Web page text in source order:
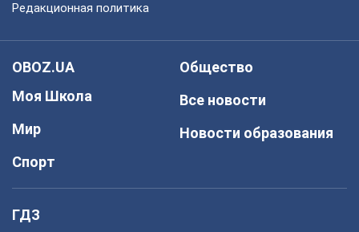
Редакционная политика
OBOZ.UA
Моя Школа
Мир
Спорт
Общество
Все новости
Новости образования
ГДЗ